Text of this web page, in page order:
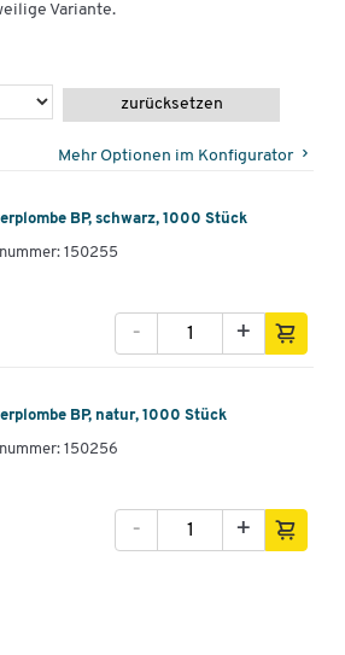
Variante.
zurücksetzen
Mehr Optionen im Konfigurator
BP, schwarz, 1000 Stück
150255
+
-
BP, natur, 1000 Stück
150256
+
-